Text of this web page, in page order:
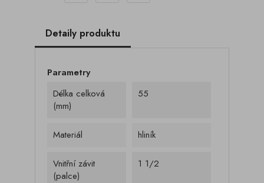
Detaily produktu
Parametry
Délka celková
(mm)
55
Materiál hliník
Vnitřní závit
(palce)
1 1/2